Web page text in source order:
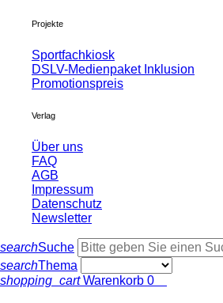
Projekte
Sportfachkiosk
DSLV-Medienpaket Inklusion
Promotionspreis
Verlag
Über uns
FAQ
AGB
Impressum
Datenschutz
Newsletter
searchSuche
searchThema
shopping_cartWarenkorb 0